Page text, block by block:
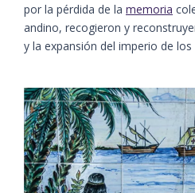
por la pérdida de la memoria
andino, recogieron y
y la expansión del imperio de los